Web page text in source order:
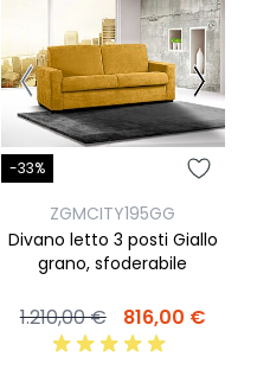
-33%
ZGMCITY195GG
Divano letto 3 posti Giallo
grano, sfoderabile
1.210,00 € 816,00 €